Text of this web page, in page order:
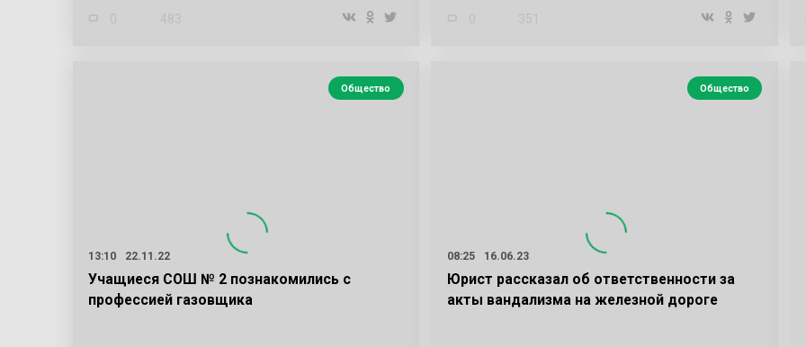
Общество
13:10 22.11.22
Учащиеся СОШ № 2 познакомились с
профессией газовщика
Общество
08:25 16.06.23
Юрист рассказал об ответственности за
акты вандализма на железной дороге